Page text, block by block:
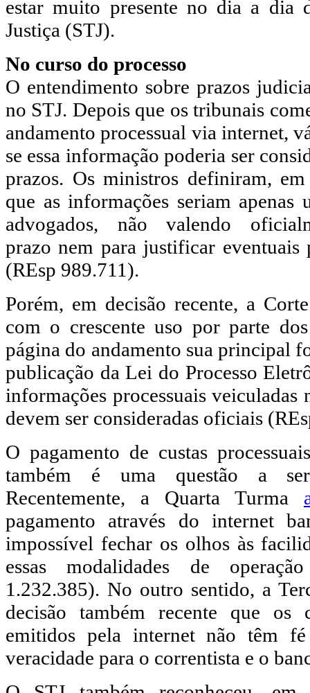
estar muito presente no dia a dia
Justiça (STJ).
No curso do processo
O entendimento sobre prazos
no STJ. Depois que os tribunais
andamento processual via internet,
se essa informação poderia ser
prazos. Os ministros definiram,
que as informações seriam
advogados, não valendo
prazo nem para justificar eventuais
(REsp 989.711).
Porém, em decisão recente, a
com o crescente uso por parte
página do andamento sua principal
publicação da Lei do Processo
informações processuais veiculadas
devem ser consideradas oficiais
O pagamento de custas
também é uma questão a
Recentemente, a Quarta Turma
pagamento através do internet
impossível fechar os olhos às
essas modalidades de
1.232.385). No outro sentido, a
decisão também recente que os
emitidos pela internet não têm
veracidade para o correntista e o